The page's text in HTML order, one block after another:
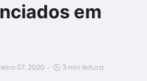
em
07, 2020 - 3 min leitura